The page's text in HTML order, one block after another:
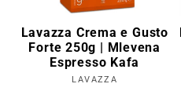
Lavazza Crema e Gusto
Forte 250g | Mlevena
Espresso Kafa
Prodavac:
LAVAZZA